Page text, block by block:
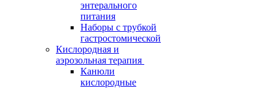
энтерального
питания
Наборы с трубкой
гастростомической
Кислородная и
аэрозольная терапия
Канюли
кислородные